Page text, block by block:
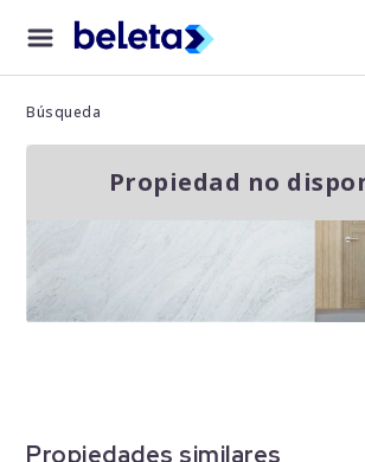
Búsqueda
Propiedad no
Propiedades similares